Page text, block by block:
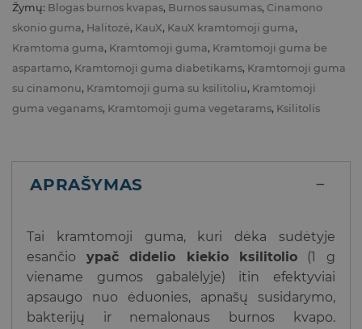
Žymų: Blogas burnos kvapas, Burnos sausumas, Cinamono
skonio guma, Halitozė, KauX, KauX kramtomoji guma,
Kramtoma guma, Kramtomoji guma, Kramtomoji guma be
aspartamo, Kramtomoji guma diabetikams, Kramtomoji guma
su cinamonu, Kramtomoji guma su ksilitoliu, Kramtomoji
guma veganams, Kramtomoji guma vegetarams, Ksilitolis
APRAŠYMAS
Tai kramtomoji guma, kuri dėka sudėtyje
esančio ypač didelio kiekio ksilitolio(1 g
viename gumos gabalėlyje) itin efektyviai
apsaugo nuo ėduonies, apnašų susidarymo,
bakterijų ir nemalonaus burnos kvapo.